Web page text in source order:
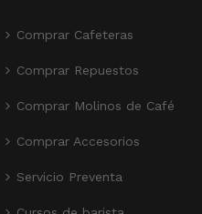
Comprar Cafeteras
Comprar Repuestos
Comprar Molinos de Café
Comprar Accesorios
Servicio Preventa